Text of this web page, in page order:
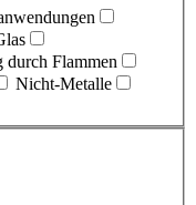
durch Flammen
Nicht-Metalle